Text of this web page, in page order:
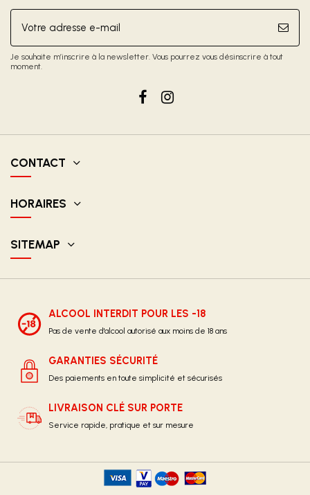
Je souhaite m’inscrire à la newsletter. Vous pourrez vous désinscrire à tout
moment.
CONTACT
HORAIRES
SITEMAP
ALCOOL INTERDIT POUR LES -18
Pas de vente d'alcool autorisé aux moins de 18 ans
GARANTIES SÉCURITÉ
Des paiements en toute simplicité et sécurisés
LIVRAISON CLÉ SUR PORTE
Service rapide, pratique et sur mesure